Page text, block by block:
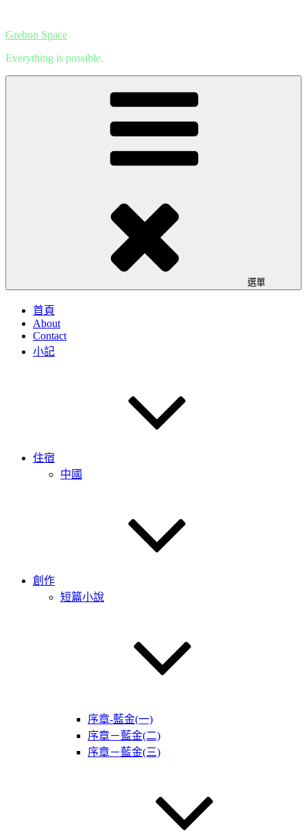
至
要
內
Grebon Space
Everything is possible.
選單
首頁
About
Contact
小記
住宿
中國
創作
短篇小說
序章-藍金(一)
序章－藍金(二)
序章－藍金(三)